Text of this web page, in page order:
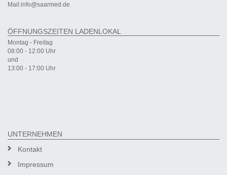
Mail:info@saarmed.de
ÖFFNUNGSZEITEN LADENLOKAL
Montag - Freitag
08:00 - 12:00 Uhr
und
13:00 - 17:00 Uhr
UNTERNEHMEN
Kontakt
Impressum